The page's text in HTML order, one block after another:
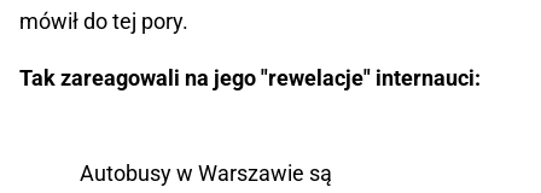
mówił do tej pory.
Tak zareagowali na jego "rewelacje" internauci:
Autobusy w Warszawie są